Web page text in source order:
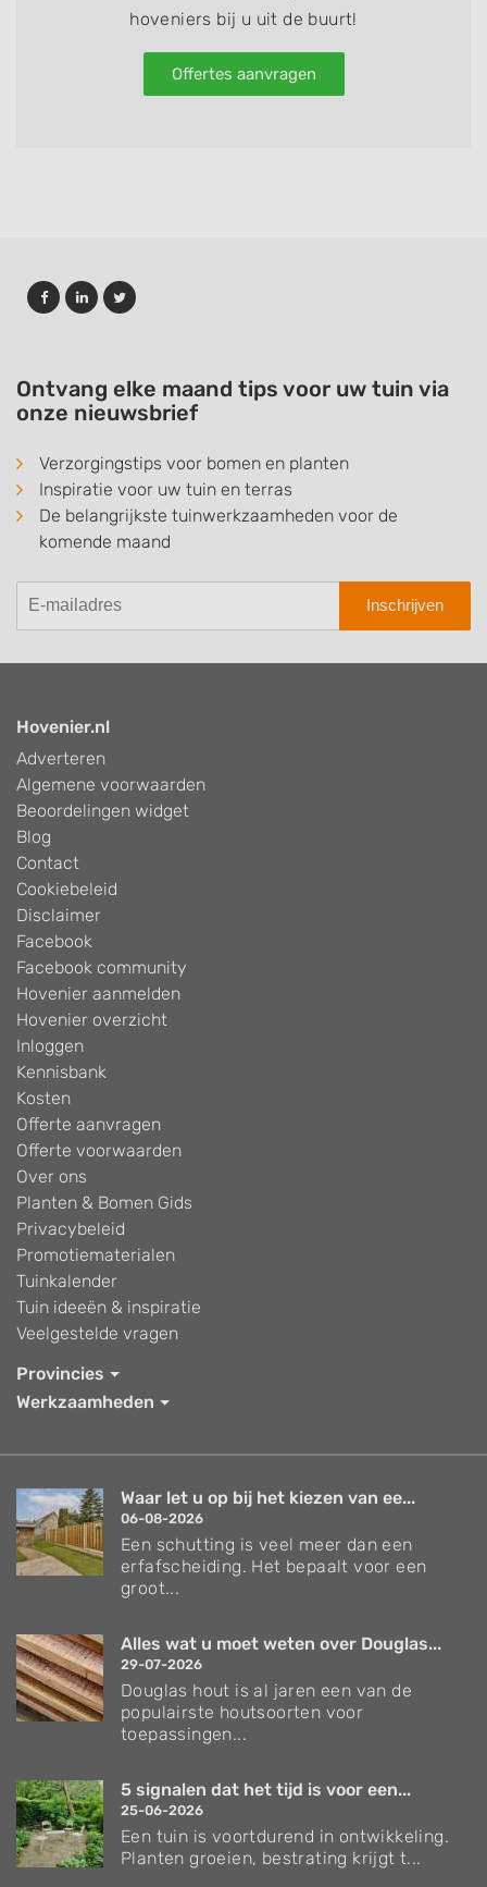
hoveniers bij u uit de buurt!
Offertes aanvragen
Ontvang elke maand tips voor uw tuin via
onze nieuwsbrief
Verzorgingstips voor bomen en planten
Inspiratie voor uw tuin en terras
De belangrijkste tuinwerkzaamheden voor de
komende maand
Inschrijven
Hovenier.nl
Adverteren
Algemene voorwaarden
Beoordelingen widget
Blog
Contact
Cookiebeleid
Disclaimer
Facebook
Facebook community
Hovenier aanmelden
Hovenier overzicht
Inloggen
Kennisbank
Kosten
Offerte aanvragen
Offerte voorwaarden
Over ons
Planten & Bomen Gids
Privacybeleid
Promotiematerialen
Tuinkalender
Tuin ideeën & inspiratie
Veelgestelde vragen
Provincies
Werkzaamheden
Waar let u op bij het kiezen van ee...
06-08-2026
Een schutting is veel meer dan een
erfafscheiding. Het bepaalt voor een
groot...
Alles wat u moet weten over Douglas...
29-07-2026
Douglas hout is al jaren een van de
populairste houtsoorten voor
toepassingen...
5 signalen dat het tijd is voor een...
25-06-2026
Een tuin is voortdurend in ontwikkeling.
Planten groeien, bestrating krijgt t...